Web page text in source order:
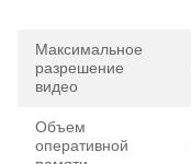
Максимальное
разрешение
видео
Объем
оперативной